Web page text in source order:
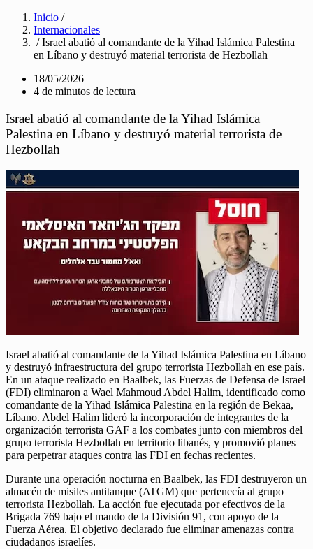
Inicio /
Internacionales
/ Israel abatió al comandante de la Yihad Islámica Palestina
en Líbano y destruyó material terrorista de Hezbollah
18/05/2026
4 de minutos de lectura
Israel abatió al comandante de la Yihad Islámica
Palestina en Líbano y destruyó material terrorista de
Hezbollah
Israel abatió al comandante de la Yihad Islámica Palestina en Líbano
y destruyó infraestructura del grupo terrorista Hezbollah en ese país.
En un ataque realizado en Baalbek, las Fuerzas de Defensa de Israel
(FDI) eliminaron a Wael Mahmoud Abdel Halim, identificado como
comandante de la Yihad Islámica Palestina en la región de Bekaa,
Líbano. Abdel Halim lideró la incorporación de integrantes de la
organización terrorista GAF a los combates junto con miembros del
grupo terrorista Hezbollah en territorio libanés, y promovió planes
para perpetrar ataques contra las FDI en fechas recientes.
Durante una operación nocturna en Baalbek, las FDI destruyeron un
almacén de misiles antitanque (ATGM) que pertenecía al grupo
terrorista Hezbollah. La acción fue ejecutada por efectivos de la
Brigada 769 bajo el mando de la División 91, con apoyo de la
Fuerza Aérea. El objetivo declarado fue eliminar amenazas contra
ciudadanos israelíes.